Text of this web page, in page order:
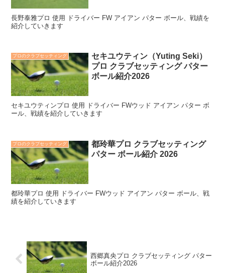
長野泰雅プロ 使用 ドライバー FW アイアン パター ボール、戦績を
紹介していきます
プロのクラブセッティング
セキユウティン（Yuting Seki）
プロ クラブセッティング パター
ボール紹介2026
セキユウティンプロ 使用 ドライバー FWウッド アイアン パター ボ
ール、戦績を紹介していきます
プロのクラブセッティング
都玲華プロ クラブセッティング
パター ボール紹介 2026
都玲華プロ 使用 ドライバー FWウッド アイアン パター ボール、戦
績を紹介していきます
西郷真央プロ クラブセッティング パター
ボール紹介2026